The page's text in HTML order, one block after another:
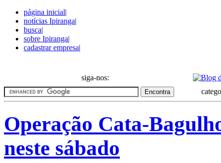
página inicial|
notícias Ipiranga|
busca|
sobre Ipiranga|
cadastrar empresa|
siga-nos:
Operação Cata-
neste sábado